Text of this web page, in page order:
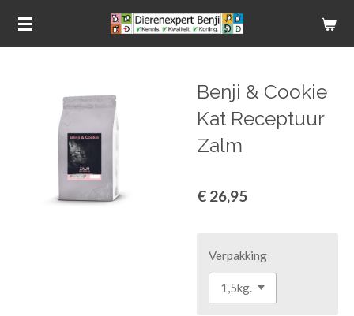
Ga
hoofdinhoud
Benji & Cookie
Kat Receptuur
Zalm
€ 26,95
Verpakking